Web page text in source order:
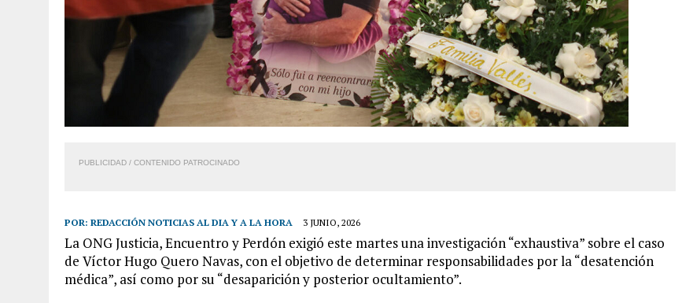
PUBLICIDAD / CONTENIDO PATROCINADO
POR: REDACCIÓN NOTICIAS AL DIA Y A LA HORA 3 JUNIO, 2026
La ONG Justicia, Encuentro y Perdón exigió este martes una investigación “exhaustiva” sobre el caso
de Víctor Hugo Quero Navas, con el objetivo de determinar responsabilidades por la “desatención
médica”, así como por su “desaparición y posterior ocultamiento”.